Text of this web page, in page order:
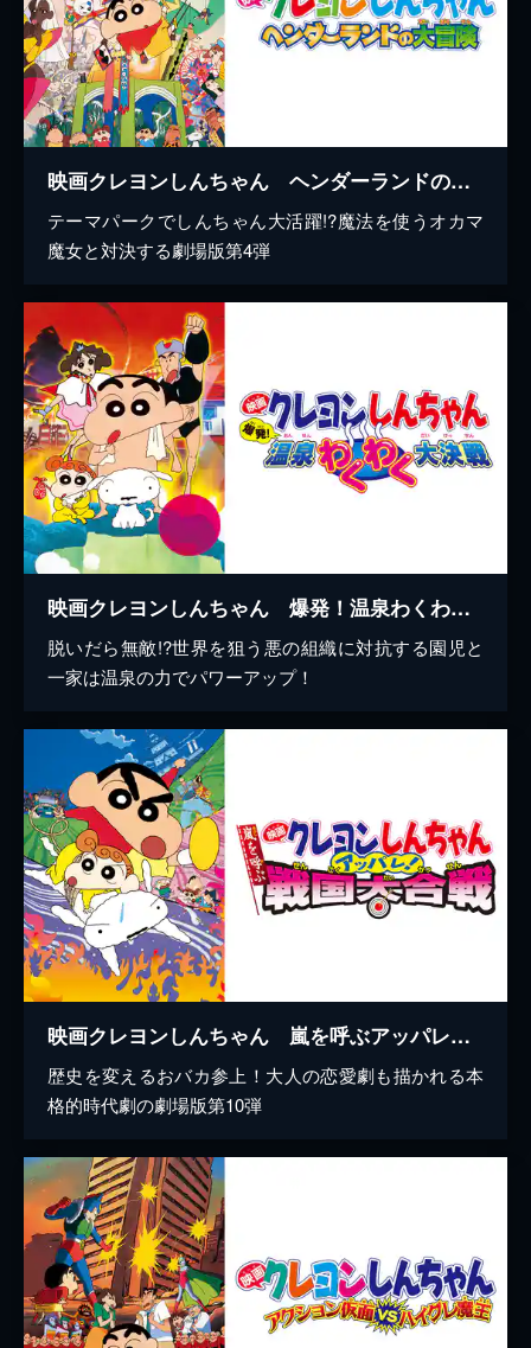
映画クレヨンしんちゃん ヘンダーランドの大冒険
テーマパークでしんちゃん大活躍!?魔法を使うオカマ
魔女と対決する劇場版第4弾
映画クレヨンしんちゃん 爆発！温泉わくわく大決戦
脱いだら無敵!?世界を狙う悪の組織に対抗する園児と
一家は温泉の力でパワーアップ！
映画クレヨンしんちゃん 嵐を呼ぶアッパレ！戦国大合戦
歴史を変えるおバカ参上！大人の恋愛劇も描かれる本
格的時代劇の劇場版第10弾